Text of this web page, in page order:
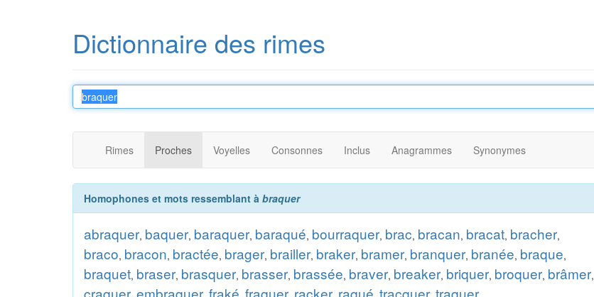
Dictionnaire des rimes
Rimes Proches Voyelles Consonnes Inclus Anagrammes Synonymes
Homophones et mots ressemblant à braquer
abraquer, baquer, baraquer, baraqué, bourraquer, brac, bracan, bracat, bracher,
braco, bracon, bractée, brager, brailler, braker, bramer, branquer, branée, braque,
braquet, braser, brasquer, brasser, brassée, braver, breaker, briquer, broquer, brâmer,
craquer embraquer fraké fraquer racker raqué tracquer traquer